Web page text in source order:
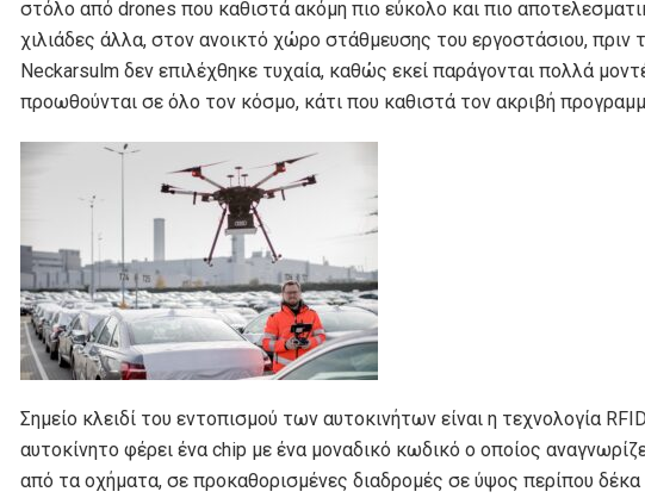
στόλο από drones που καθιστά ακόμη πιο εύκολο και πιο
χιλιάδες άλλα, στον ανοικτό χώρο στάθμευσης του εργοστάσιου, πριν
Neckarsulm δεν επιλέχθηκε τυχαία, καθώς εκεί παράγονται πολλά
προωθούνται σε όλο τον κόσμο, κάτι που καθιστά τον ακριβή
Σημείο κλειδί του εντοπισμού των αυτοκινήτων είναι η τεχνολογία
αυτοκίνητο φέρει ένα chip με ένα μοναδικό κωδικό ο οποίος
από τα οχήματα, σε προκαθορισμένες διαδρομές σε ύψος περίπου